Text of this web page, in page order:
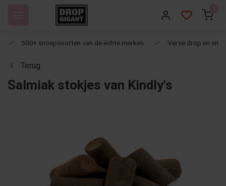
500+ snoepsoorten van de échte merken Verse drop en
Terug
Salmiak stokjes van Kindly's